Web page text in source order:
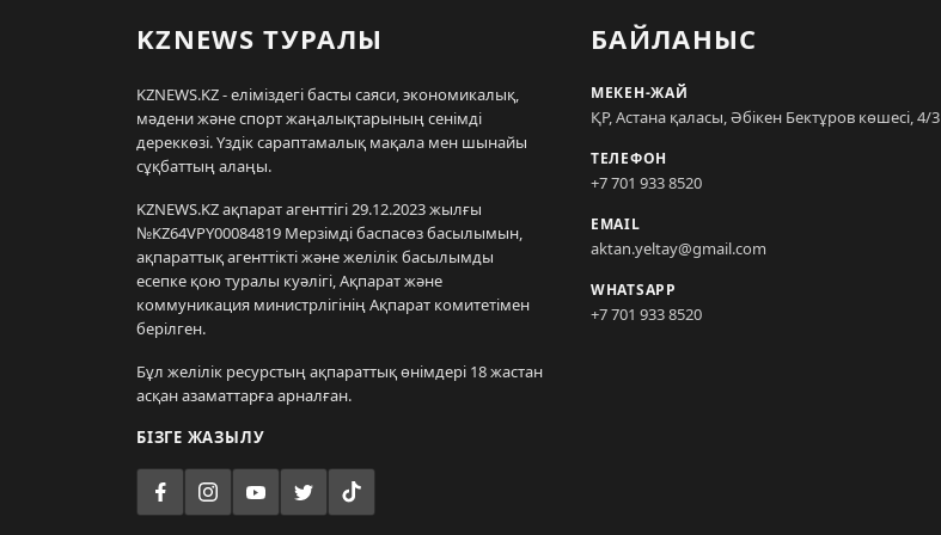
KZNEWS ТУРАЛЫ
KZNEWS.KZ - еліміздегі басты саяси, экономикалық,
мәдени және спорт жаңалықтарының сенімді
дереккөзі. Үздік сараптамалық мақала мен шынайы
сұқбаттың алаңы.
KZNEWS.KZ ақпарат агенттігі 29.12.2023 жылғы
№KZ64VPY00084819 Мерзімді баспасөз басылымын,
ақпараттық агенттікті және желілік басылымды
есепке қою туралы куәлігі, Ақпарат және
коммуникация министрлігінің Ақпарат комитетімен
берілген.
Бұл желілік ресурстың ақпараттық өнімдері 18 жастан
асқан азаматтарға арналған.
БІЗГЕ ЖАЗЫЛУ
БАЙЛАНЫС
МЕКЕН-ЖАЙ
ҚР, Астана қаласы, Әбікен Бектұров көшесі, 4/3
ТЕЛЕФОН
+7 701 933 8520
EMAIL
aktan.yeltay@gmail.com
WHATSAPP
+7 701 933 8520